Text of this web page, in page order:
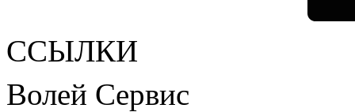
ССЫЛКИ
Волей Сервис